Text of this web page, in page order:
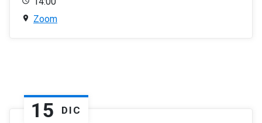
Zoom
15 DIC